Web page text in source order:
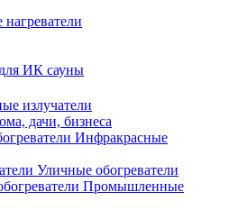
ИК сауны
излучатели
дачи, бизнеса
Инфракрасные
Уличные обогреватели
Промышленные